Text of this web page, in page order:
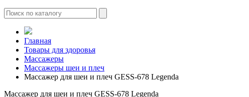
Главная
Товары для здоровья
Массажеры
Массажеры шеи и плеч
Массажер для шеи и плеч GESS-678 Legenda
Массажер для шеи и плеч GESS-678 Legenda